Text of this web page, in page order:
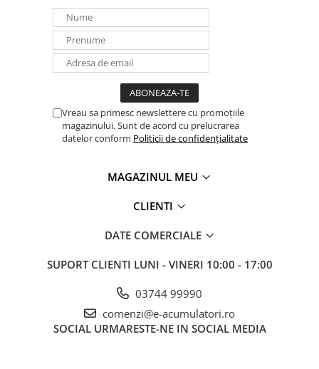
Vreau sa primesc newslettere cu promoțiile
magazinului. Sunt de acord cu prelucrarea
datelor conform Politicii de confidențialitate
MAGAZINUL MEU
CLIENTI
DATE COMERCIALE
SUPORT CLIENTI LUNI - VINERI 10:00 - 17:00
03744 99990
comenzi@e-acumulatori.ro
SOCIAL URMARESTE-NE IN SOCIAL MEDIA